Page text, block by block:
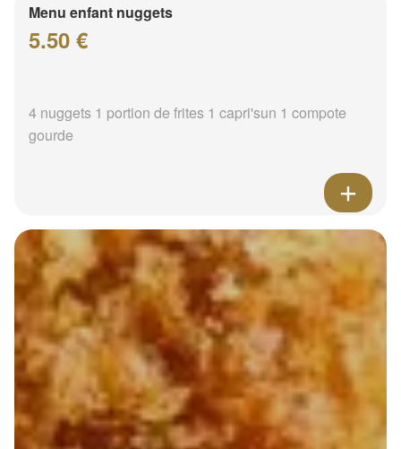
Menu enfant nuggets
5.50 €
4 nuggets 1 portion de frites 1 capri'sun 1 compote
gourde